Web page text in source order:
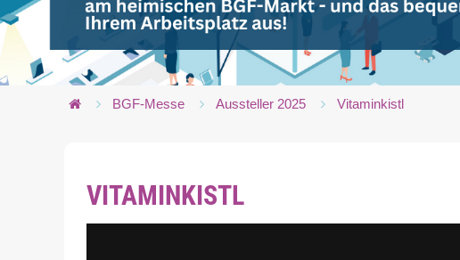
BGF-Messe Aussteller 2025 Vitaminkistl
VITAMINKISTL